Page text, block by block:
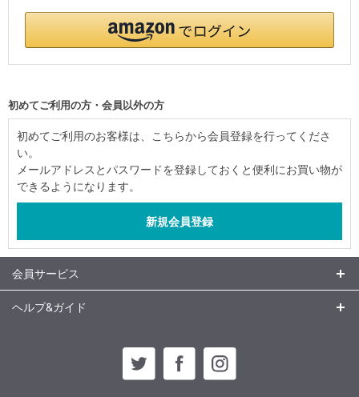
初めてご利用の方・会員以外の方
初めてご利用のお客様は、こちらから会員登録を行ってくださ
い。
メールアドレスとパスワードを登録しておくと便利にお買い物が
できるようになります。
会員サービス
ヘルプ&ガイド